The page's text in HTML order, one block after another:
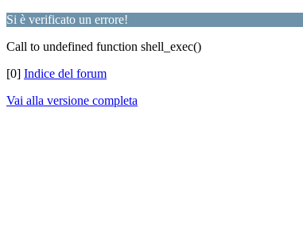
Si è verificato un errore!
Call to undefined function shell_exec()
[0] Indice del forum
Vai alla versione completa